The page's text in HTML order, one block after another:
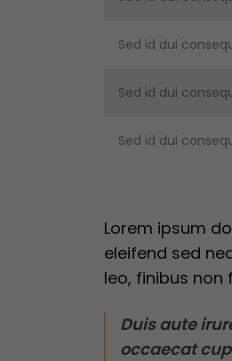
Sed id dui
Sed id dui
Sed id dui
Lorem ipsum
eleifend sed
leo, finibus non
Duis aute
occaecat